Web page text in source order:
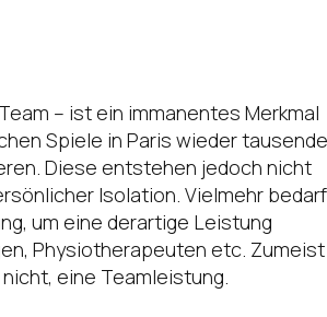
– ist ein immanentes Merkmal
Spiele in Paris wieder tausende
Diese entstehen jedoch nicht
Isolation. Vielmehr bedarf
um eine derartige Leistung
Physiotherapeuten etc. Zumeist
eine Teamleistung.